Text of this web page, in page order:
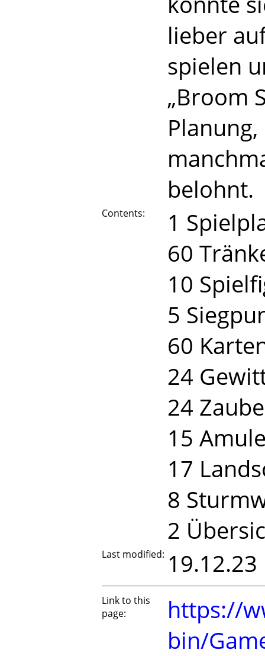
lieber
spielen
„Broom
belohnt.
Contents:
1
60
10
5
60
24
24
15
17
8
2
Last modified: 19.12.23
Link to this
page:
https://
bin/